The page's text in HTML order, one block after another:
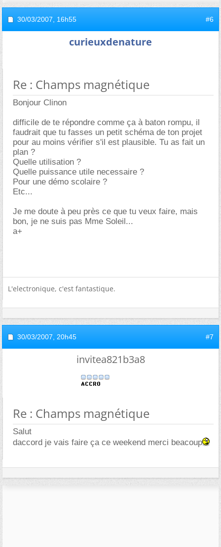
30/03/2007, 16h55 #6
curieuxdenature
Re : Champs magnétique
Bonjour Clinon
difficile de te répondre comme ça à baton rompu, il
faudrait que tu fasses un petit schéma de ton projet
pour au moins vérifier s'il est plausible. Tu as fait un
plan ?
Quelle utilisation ?
Quelle puissance utile necessaire ?
Pour une démo scolaire ?
Etc...
Je me doute à peu près ce que tu veux faire, mais
bon, je ne suis pas Mme Soleil...
a+
L'electronique, c'est fantastique.
30/03/2007, 20h45 #7
invitea821b3a8
Re : Champs magnétique
Salut
daccord je vais faire ça ce weekend merci beacoup